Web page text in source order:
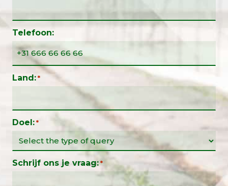
Telefoon:
Land: *
Doel: *
Schrijf ons je vraag: *